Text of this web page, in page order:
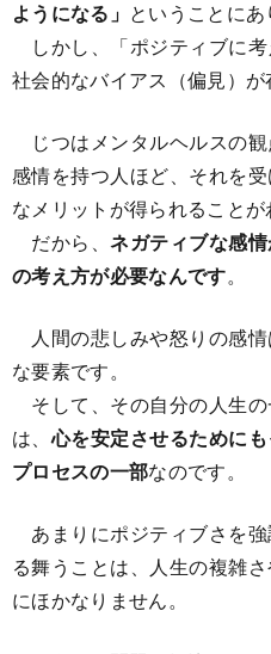
ようになる」 ということにあ
しかし、「ポジティブに
社会的なバイアス（偏見）が
じつはメンタルヘルスの
感情を持つ人ほど、それを
なメリットが得られることが
だから、ネガティブな感
の考え方が必要なんです。
人間の悲しみや怒りの感
な要素です。
そして、その自分の人生
は、心を安定させるために
プロセスの一部なのです。
あまりにポジティブさを
る舞うことは、人生の複雑
にほかなりません。